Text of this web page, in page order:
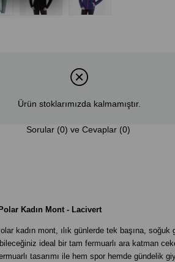
Ürün stoklarımızda kalmamıştır.
Sorular (0) ve Cevaplar (0)
Kadın Mont - Lacivert
kadın mont, ılık günlerde tek başına, soğuk
ideal bir tam fermuarlı ara katman
tasarımı ile hem spor hemde gündelik